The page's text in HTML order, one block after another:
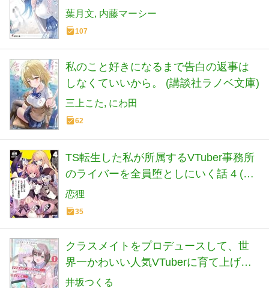
葉月文 内藤マーシー
107
私のこと好きになるまで告白の返事は
しなくていいから。 (講談社ラノベ文庫)
三上こた にわ田
62
TS転生した私が所属するVTuber事務所
のライバーを全員堕としにいく話 4 (HJ
文庫 こ 08-01-04)
恋狸
35
クラスメイトをプロデュースして、世
界一かわいい人気VTuberに育て上げる
まで 1 (HJ文庫 い 07-01-01)
井坂つくる